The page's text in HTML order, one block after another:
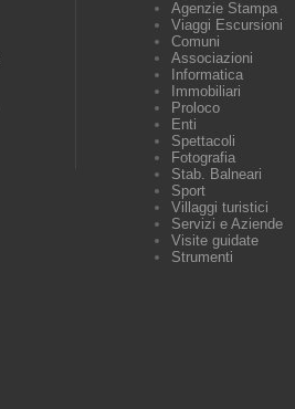
Agenzie Stampa
Viaggi Escursioni
Comuni
Associazioni
Informatica
Immobiliari
Proloco
Enti
Spettacoli
Fotografia
Stab. Balneari
Sport
Villaggi turistici
Servizi e Aziende
Visite guidate
Strumenti